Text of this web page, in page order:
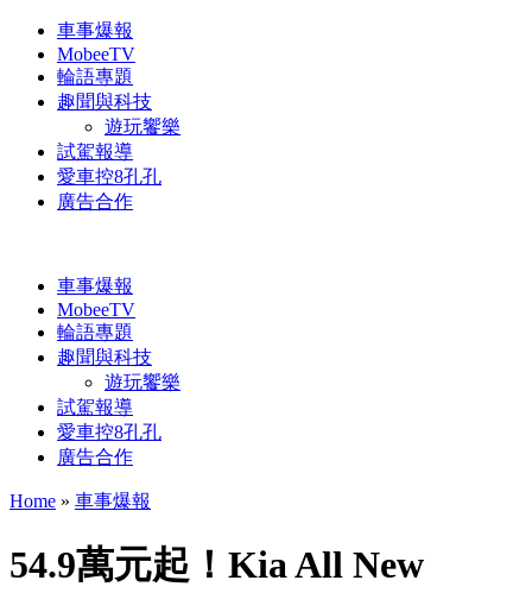
車事爆報
MobeeTV
輪語專題
趣聞與科技
遊玩饗樂
試駕報導
愛車控8孔孔
廣告合作
車事爆報
MobeeTV
輪語專題
趣聞與科技
遊玩饗樂
試駕報導
愛車控8孔孔
廣告合作
Home » 車事爆報
54.9萬元起！Kia All New